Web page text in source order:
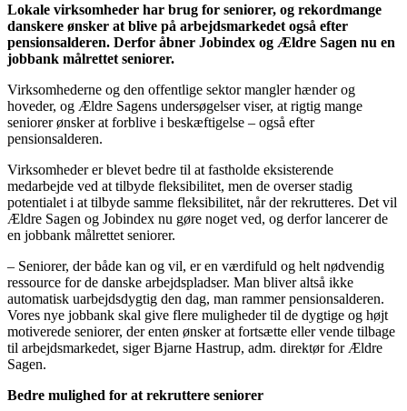
Lokale virksomheder har brug for seniorer, og rekordmange
danskere ønsker at blive på arbejdsmarkedet også efter
pensionsalderen. Derfor åbner Jobindex og Ældre Sagen nu en
jobbank målrettet seniorer.
Virksomhederne og den offentlige sektor mangler hænder og
hoveder, og Ældre Sagens undersøgelser viser, at rigtig mange
seniorer ønsker at forblive i beskæftigelse – også efter
pensionsalderen.
Virksomheder er blevet bedre til at fastholde eksisterende
medarbejde ved at tilbyde fleksibilitet, men de overser stadig
potentialet i at tilbyde samme fleksibilitet, når der rekrutteres. Det vil
Ældre Sagen og Jobindex nu gøre noget ved, og derfor lancerer de
en jobbank målrettet seniorer.
– Seniorer, der både kan og vil, er en værdifuld og helt nødvendig
ressource for de danske arbejdspladser. Man bliver altså ikke
automatisk uarbejdsdygtig den dag, man rammer pensionsalderen.
Vores nye jobbank skal give flere muligheder til de dygtige og højt
motiverede seniorer, der enten ønsker at fortsætte eller vende tilbage
til arbejdsmarkedet, siger Bjarne Hastrup, adm. direktør for Ældre
Sagen.
Bedre mulighed for at rekruttere seniorer